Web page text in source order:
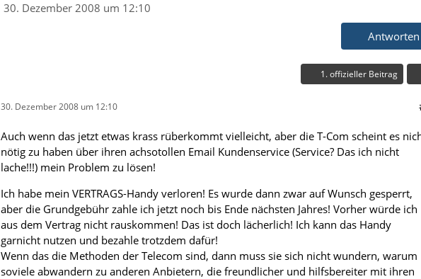
30. Dezember 2008 um 12:10
Antworten
1. offizieller Beitrag
30. Dezember 2008 um 12:10
Auch wenn das jetzt etwas krass rüberkommt vielleicht, aber die T-Com scheint es
nötig zu haben über ihren achsotollen Email Kundenservice (Service? Das ich nicht
lache!!!) mein Problem zu lösen!
Ich habe mein VERTRAGS-Handy verloren! Es wurde dann zwar auf Wunsch gesperrt,
aber die Grundgebühr zahle ich jetzt noch bis Ende nächsten Jahres! Vorher würde ich
aus dem Vertrag nicht rauskommen! Das ist doch lächerlich! Ich kann das Handy
garnicht nutzen und bezahle trotzdem dafür!
Wenn das die Methoden der Telecom sind, dann muss sie sich nicht wundern, warum
soviele abwandern zu anderen Anbietern, die freundlicher und hilfsbereiter mit ihren